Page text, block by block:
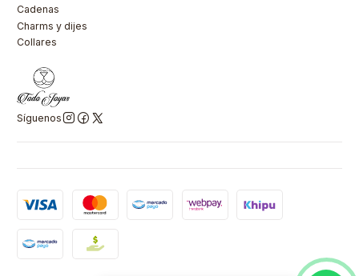
Cadenas
Charms y dijes
Collares
Síguenos